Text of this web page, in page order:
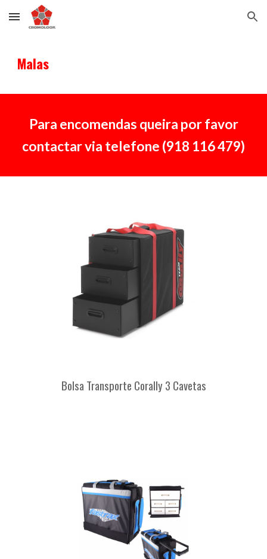
Skip to main content Skip to navigation
Malas
Para encomendas queira por favor
contactar via telefone (918 116 479)
Bolsa Transporte Corally 3 Cavetas